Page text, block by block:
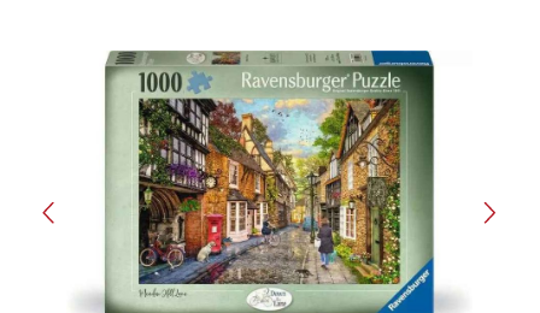
Bildergalerie überspringen